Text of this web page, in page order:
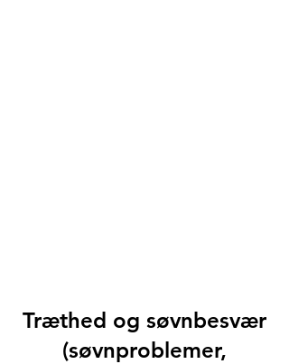
Træthed og søvnbesvær
(søvnproblemer,